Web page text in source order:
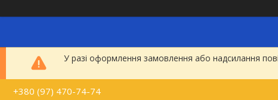
У разі оформлення замовлення або надсилання
+380 (97) 470-74-74